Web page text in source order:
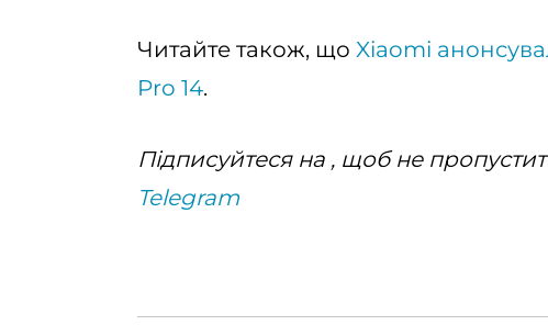
Читайте також, що Xiaomi
Pro 14.
Підписуйтеся на , щоб не
Telegram